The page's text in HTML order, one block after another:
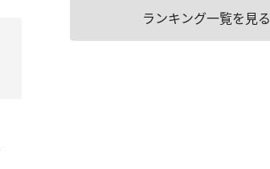
ランキング一覧を見る